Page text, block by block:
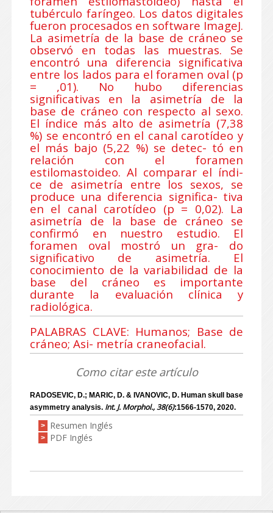
tubérculo faríngeo. Los datos digitales
fueron procesados en software ImageJ.
La asimetría de la base de cráneo se
observó en todas las muestras. Se
encontró una diferencia significativa
entre los lados para el foramen oval (p
= ,01). No hubo diferencias
significativas en la asimetría de la
base de cráneo con respecto al sexo.
El índice más alto de asimetría (7,38
%) se encontró en el canal carotídeo y
el más bajo (5,22 %) se detec- tó en
relación con el foramen
estilomastoideo. Al comparar el índi-
ce de asimetría entre los sexos, se
produce una diferencia significa- tiva
en el canal carotídeo (p = 0,02). La
asimetría de la base de cráneo se
confirmó en nuestro estudio. El
foramen oval mostró un gra- do
significativo de asimetría. El
conocimiento de la variabilidad de la
base del cráneo es importante
durante la evaluación clínica y
radiológica.
PALABRAS CLAVE: Humanos; Base de
cráneo; Asi- metría craneofacial.
Como citar este artículo
RADOSEVIC, D.; MARIC, D. & IVANOVIC, D. Human skull base
asymmetry analysis. Int. J. Morphol., 38(6):1566-1570, 2020.
> Resumen Inglés
> PDF Inglés